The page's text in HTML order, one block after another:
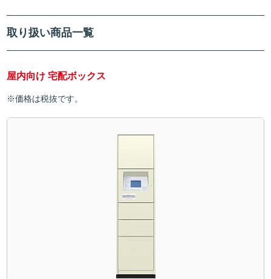
取り扱い商品一覧
屋内向け 宅配ボックス
※価格は税抜です。